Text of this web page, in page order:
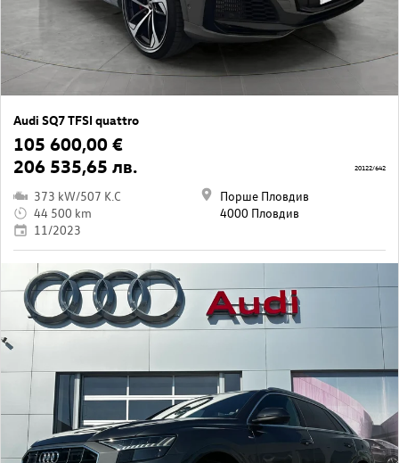
Audi SQ7 TFSI quattro
105 600,00 €
206 535,65 лв.
373 kW/507 K.C
44 500 km
11/2023
Порше Пловдив
4000 Пловдив
20122/642